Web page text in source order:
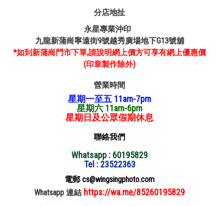
分店地扯
永星專業沖印
九龍新蒲崗寧遠街9號越秀廣場地下G13號舖
*如到新蒲崗門市下單,請說明網上價方可享有網上優惠價
(印章製作除外)
營業時間
星期一至五 11am-7pm
星期六 11am-6pm
星期日及公眾假期休息
聯絡我們
Whatsapp : 60195829
Tel : 23522363
電郵 cs@wingsingphoto.com
Whatsapp 連結 https://wa.me/85260195829